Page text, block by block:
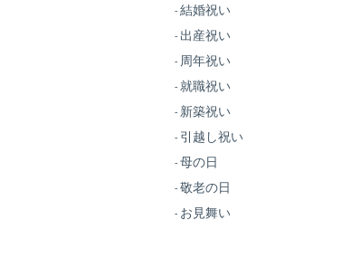
- 結婚祝い
- 出産祝い
- 周年祝い
- 就職祝い
- 新築祝い
- 引越し祝い
- 母の日
- 敬老の日
- お見舞い